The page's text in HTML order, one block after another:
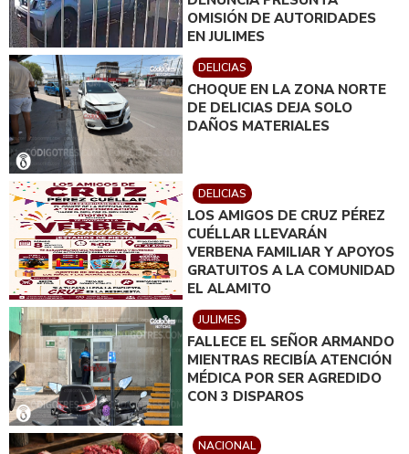
OMISIÓN DE AUTORIDADES
EN JULIMES
DELICIAS
CHOQUE EN LA ZONA NORTE
DE DELICIAS DEJA SOLO
DAÑOS MATERIALES
DELICIAS
LOS AMIGOS DE CRUZ PÉREZ
CUÉLLAR LLEVARÁN
VERBENA FAMILIAR Y APOYOS
GRATUITOS A LA COMUNIDAD
EL ALAMITO
JULIMES
FALLECE EL SEÑOR ARMANDO
MIENTRAS RECIBÍA ATENCIÓN
MÉDICA POR SER AGREDIDO
CON 3 DISPAROS
NACIONAL